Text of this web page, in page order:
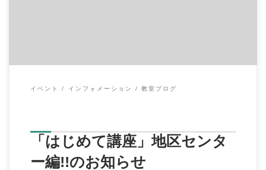
イベント インフォメーション 教室ブログ
「はじめて講座」地区センタ
ー編!!のお知らせ